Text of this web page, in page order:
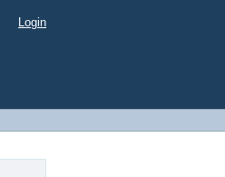
Login